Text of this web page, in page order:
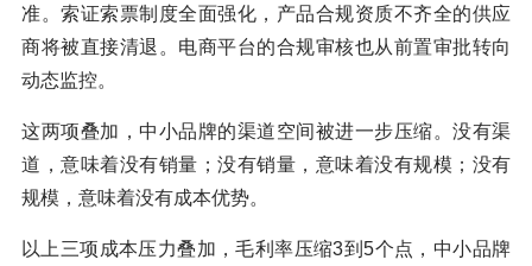
准。索证索票制度全面强化，产品合规资质不齐全的供应
商将被直接清退。电商平台的合规审核也从前置审批转向
动态监控。
这两项叠加，中小品牌的渠道空间被进一步压缩。没有渠
道，意味着没有销量；没有销量，意味着没有规模；没有
规模，意味着没有成本优势。
以上三项成本压力叠加，毛利率压缩3到5个点，中小品牌